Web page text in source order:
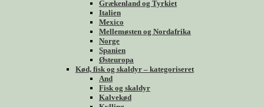
Grækenland og Tyrkiet
Italien
Mexico
Mellemøsten og Nordafrika
Norge
Spanien
Østeuropa
Kød, fisk og skaldyr – kategoriseret
And
Fisk og skaldyr
Kalvekød